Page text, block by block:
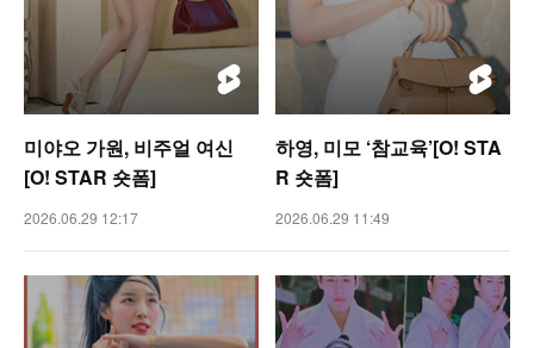
미야오 가원, 비주얼 여신
[O! STAR 숏폼]
2026.06.29 12:17
하영, 미모 ‘참교육’[O! STA
R 숏폼]
2026.06.29 11:49